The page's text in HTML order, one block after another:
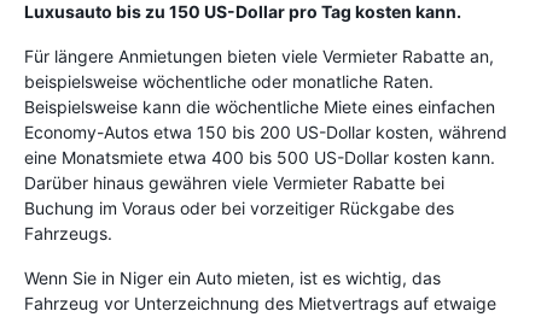
Luxusauto bis zu 150 US-Dollar pro Tag kosten kann.
Für längere Anmietungen bieten viele Vermieter Rabatte an,
beispielsweise wöchentliche oder monatliche Raten.
Beispielsweise kann die wöchentliche Miete eines einfachen
Economy-Autos etwa 150 bis 200 US-Dollar kosten, während
eine Monatsmiete etwa 400 bis 500 US-Dollar kosten kann.
Darüber hinaus gewähren viele Vermieter Rabatte bei
Buchung im Voraus oder bei vorzeitiger Rückgabe des
Fahrzeugs.
Wenn Sie in Niger ein Auto mieten, ist es wichtig, das
Fahrzeug vor Unterzeichnung des Mietvertrags auf etwaige